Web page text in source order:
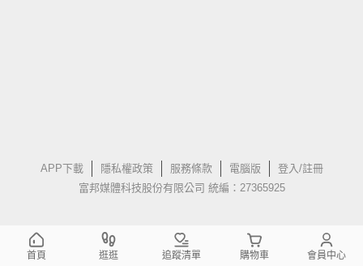
APP下載 隱私權政策 服務條款 電腦版
登入/註冊
富邦媒體科技股份有限公司 統編：27365925
首頁 逛逛 追蹤清單 購物車 會員中心